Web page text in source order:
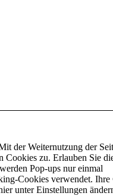
der Weiternutzung der
Cookies zu. Erlauben Sie
Pop-ups nur einmal
Cookies verwendet.
unter Einstellungen